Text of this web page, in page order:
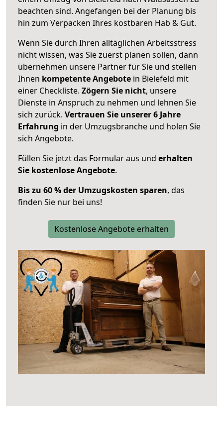
beachten sind. Angefangen bei der Planung bis
hin zum Verpacken Ihres kostbaren Hab & Gut.
Wenn Sie durch Ihren alltäglichen Arbeitsstress
nicht wissen, was Sie zuerst planen sollen, dann
übernehmen unsere Partner für Sie und stellen
Ihnen kompetente Angebote in Bielefeld mit
einer Checkliste. Zögern Sie nicht, unsere
Dienste in Anspruch zu nehmen und lehnen Sie
sich zurück. Vertrauen Sie unserer 6 Jahre
Erfahrung in der Umzugsbranche und holen Sie
sich Angebote.
Füllen Sie jetzt das Formular aus und erhalten
Sie kostenlose Angebote.
Bis zu 60 % der Umzugskosten sparen, das
finden Sie nur bei uns!
Kostenlose Angebote erhalten